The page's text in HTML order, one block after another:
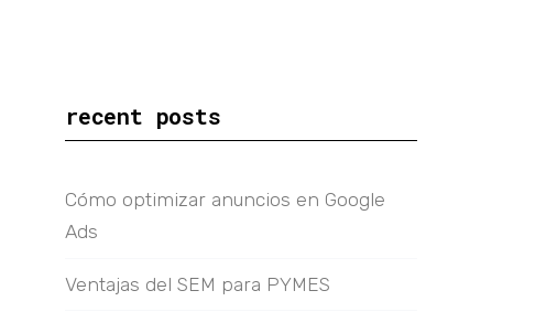
recent posts
Cómo optimizar anuncios en Google
Ads
Ventajas del SEM para PYMES